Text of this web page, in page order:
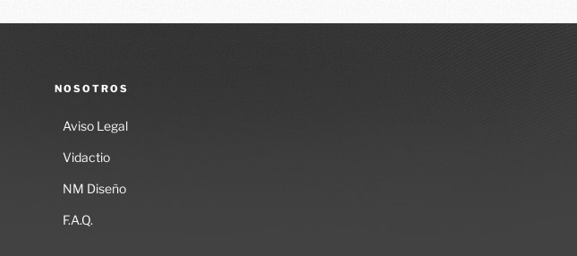
NOSOTROS
Aviso Legal
Vidactio
NM Diseño
F.A.Q.